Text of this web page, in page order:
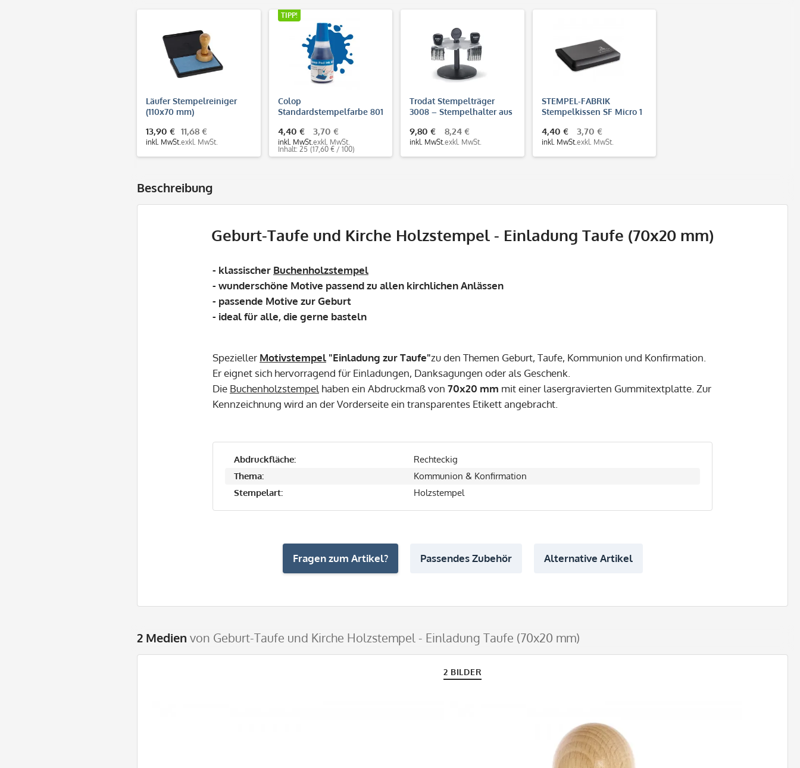
Läufer Stempelreiniger
(110x70 mm)
13,90 €
inkl. MwSt.
11,68 €
exkl. MwSt.
TIPP!
Colop
Standardstempelfarbe 801
4,40 €
inkl. MwSt.
3,70 €
exkl. MwSt.
Inhalt: 25 (17,60 € / 100)
Trodat Stempelträger
3008 – Stempelhalter aus
Handstempel
9,80 €
inkl. MwSt.
8,24 €
exkl. MwSt.
STEMPEL-FABRIK
Stempelkissen SF Micro 1
4,40 €
inkl. MwSt.
3,70 €
exkl. MwSt.
Beschreibung
Geburt-Taufe und Kirche Holzstempel - Einladung Taufe (70x20 mm)
- klassischer Buchenholzstempel
- wunderschöne Motive passend zu allen kirchlichen Anlässen
- passende Motive zur Geburt
- ideal für alle, die gerne basteln
Spezieller Motivstempel "Einladung zur Taufe"zu den Themen Geburt, Taufe, Kommunion und Konfirmation.
Er eignet sich hervorragend für Einladungen, Danksagungen oder als Geschenk.
Die Buchenholzstempel haben ein Abdruckmaß von 70x20 mm mit einer lasergravierten Gummitextplatte. Zur
Kennzeichnung wird an der Vorderseite ein transparentes Etikett angebracht.
Abdruckfläche:
Rechteckig
Thema:
Kommunion & Konfirmation
Stempelart:
Holzstempel
Fragen zum Artikel? Passendes Zubehör Alternative Artikel
2 Medien von Geburt-Taufe und Kirche Holzstempel - Einladung Taufe (70x20 mm)
2 BILDER